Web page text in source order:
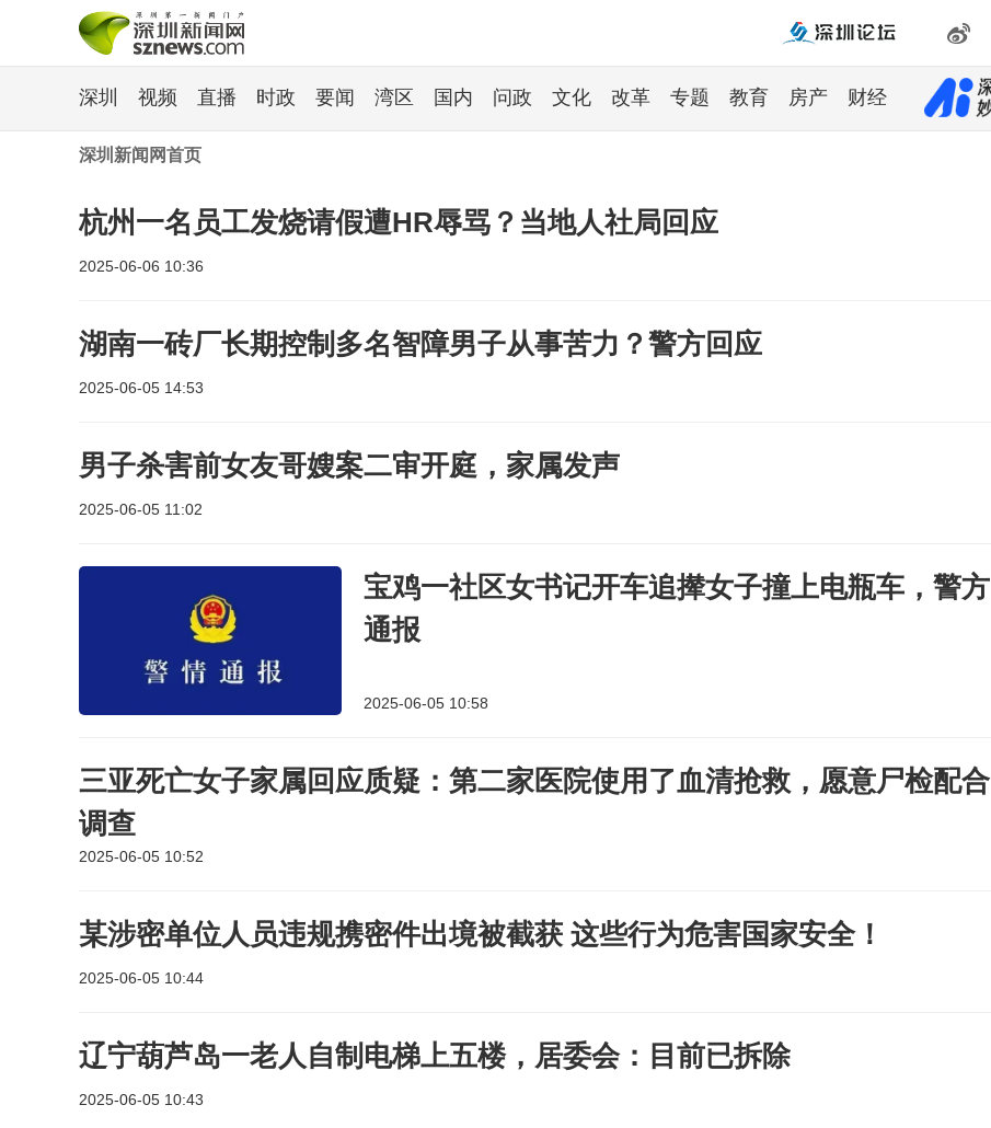
深圳 视频 直播 时政 要闻 湾区 国内 问政 文化 改革 专题 教育 房产 财经
深圳新闻网首页
杭州一名员工发烧请假遭HR辱骂？当地人社局回应
2025-06-06 10:36
湖南一砖厂长期控制多名智障男子从事苦力？警方回应
2025-06-05 14:53
男子杀害前女友哥嫂案二审开庭，家属发声
2025-06-05 11:02
宝鸡一社区女书记开车追撵女子撞上电瓶车，警方
通报
2025-06-05 10:58
三亚死亡女子家属回应质疑：第二家医院使用了血清抢救，愿意尸检配合
调查
2025-06-05 10:52
某涉密单位人员违规携密件出境被截获 这些行为危害国家安全！
2025-06-05 10:44
辽宁葫芦岛一老人自制电梯上五楼，居委会：目前已拆除
2025-06-05 10:43